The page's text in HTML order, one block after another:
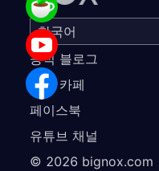
공식 블로그
공식 카페
페이스북
유튜브 채널
© 2026 bignox.com